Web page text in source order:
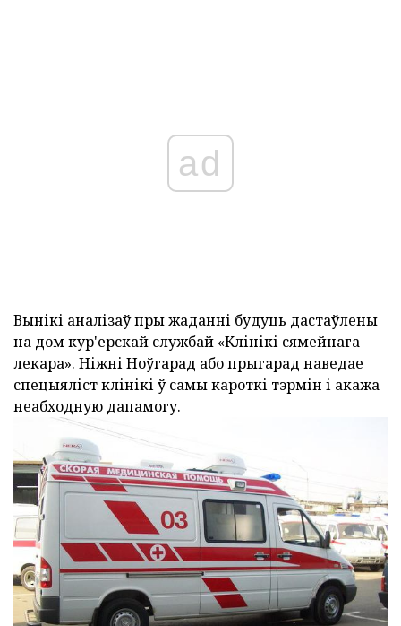
ad
Вынікі аналізаў пры жаданні будуць дастаўлены
на дом кур'ерскай службай «Клінікі сямейнага
лекара». Ніжні Ноўгарад або прыгарад наведае
спецыяліст клінікі ў самы кароткі тэрмін і акажа
неабходную дапамогу.